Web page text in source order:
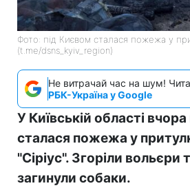
Фото: під Києвом сталася пожежа у
(t.me/dsns_kyiv_region)
Не витрачай час на шум!
РБК-Україна у Google
У Київській області
сталася пожежа у
"Сіріус". Згоріли вольєри
загинули собаки.